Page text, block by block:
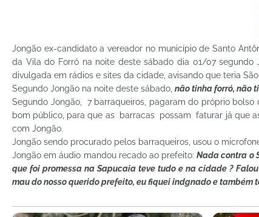
Jongão ex-candidato a vereador no município de Santo
da Vila do Forró na noite deste sábado dia 01/07
divulgada em rádios e sites da cidade, avisando que teria
Segundo Jongão na noite deste sábado, não tinha forró, não
Segundo Jongão, 7 barraqueiros, pagaram do próprio
bom público, para que as barracas possam faturar já que
com Jongão.
Jongão sendo procurado pelos barraqueiros, usou o
Jongão em áudio mandou recado ao prefeito:Nada contra o
que foi promessa na Sapucaia teve tudo e na cidade ?
mau do nosso querido prefeito, eu fiquei indgnado e também